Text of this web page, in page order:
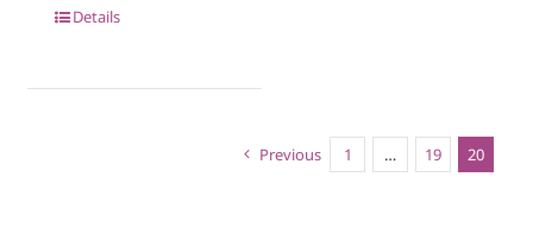
Details
Previous 1 … 19 20